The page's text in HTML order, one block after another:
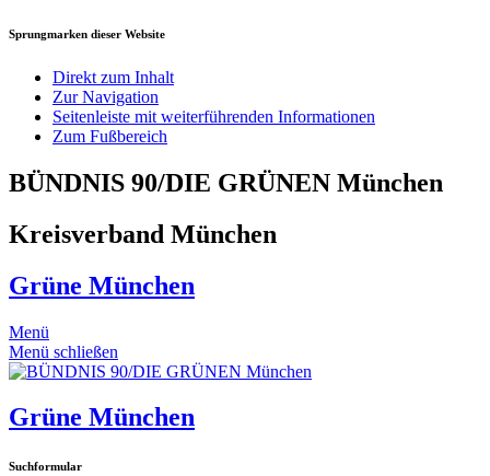
Sprungmarken dieser Website
Direkt zum Inhalt
Zur Navigation
Seitenleiste mit weiterführenden Informationen
Zum Fußbereich
BÜNDNIS 90/DIE GRÜNEN München
Kreisverband München
Grüne München
Menü
Menü schließen
Grüne München
Suchformular